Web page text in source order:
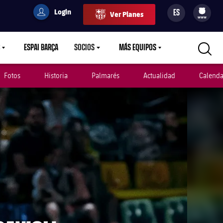
userCulers
Login Ver Planes ES
filled-badge
www
ESPAI BARÇA SOCIOSLABEL.ARIA.CARETDOWN
MÁS EQUIPOSLABEL.ARIA.CARETDOWN
Fotos Historia Palmarés Actualidad